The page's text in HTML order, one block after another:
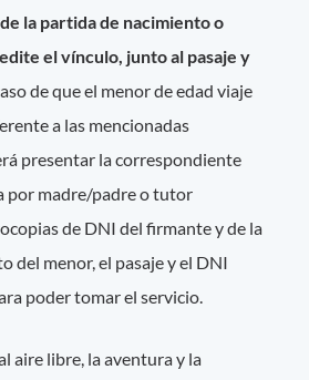
la partida de nacimiento o
el vínculo, junto al pasaje y
de que el menor de edad viaje
a las mencionadas
presentar la correspondiente
por madre/padre o tutor
de DNI del firmante y de la
del menor, el pasaje y el DNI
poder tomar el servicio.
aire libre, la aventura y la